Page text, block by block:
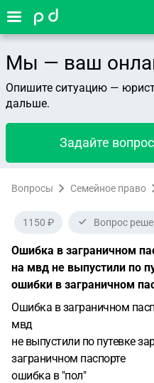
Мы — ваш
Опишите ситуацию —
дальше.
Задайте
Вопросы Семейное право
1150 ₽ Вопрос
Ошибка в заграничном
на мвд не выпустили по
ошибки в заграничном
Ошибка в заграничном
мвд
не выпустили по путевке
заграничном паспорте
ошибка в "пол"